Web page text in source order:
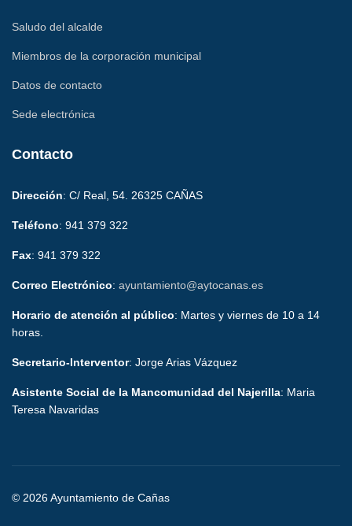
Saludo del alcalde
Miembros de la corporación municipal
Datos de contacto
Sede electrónica
Contacto
Dirección: C/ Real, 54. 26325 CAÑAS
Teléfono: 941 379 322
Fax: 941 379 322
Correo Electrónico: ayuntamiento@aytocanas.es
Horario de atención al público: Martes y viernes de 10 a 14
horas.
Secretario-Interventor: Jorge Arias Vázquez
Asistente Social de la Mancomunidad del Najerilla: Maria
Teresa Navaridas
© 2026 Ayuntamiento de Cañas